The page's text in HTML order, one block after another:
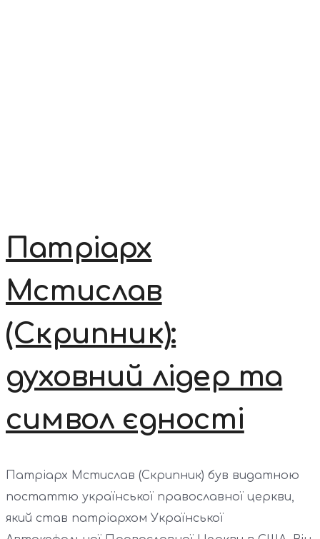
Патріарх
Мстислав
(Скрипник):
духовний лідер та
символ єдності
Патріарх Мстислав (Скрипник) був видатною
постаттю української православної церкви,
який став патріархом Української